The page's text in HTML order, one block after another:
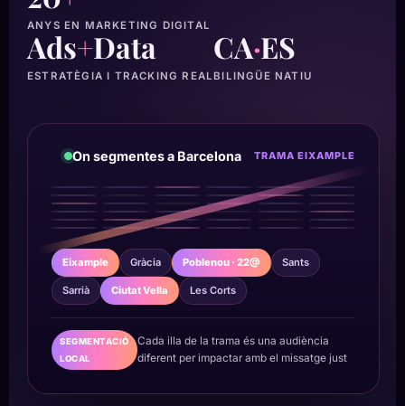
ANYS EN MARKETING DIGITAL
Ads+Data
ESTRATÈGIA I TRACKING REAL
CA·ES
BILINGÜE NATIU
On segmentes a Barcelona TRAMA EIXAMPLE
Eixample Gràcia Poblenou · 22@ Sants
Sarrià Ciutat Vella Les Corts
SEGMENTACIÓ
LOCAL
Cada illa de la trama és una audiència
diferent per impactar amb el missatge just